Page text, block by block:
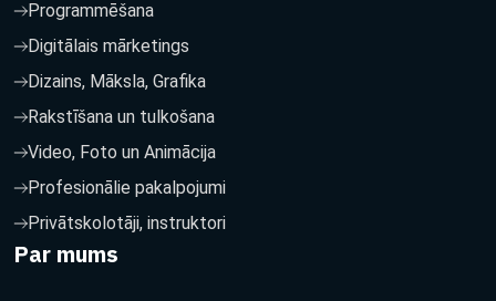
Programmēšana
Digitālais mārketings
Dizains, Māksla, Grafika
Rakstīšana un tulkošana
Video, Foto un Animācija
Profesionālie pakalpojumi
Privātskolotāji, instruktori
Par mums